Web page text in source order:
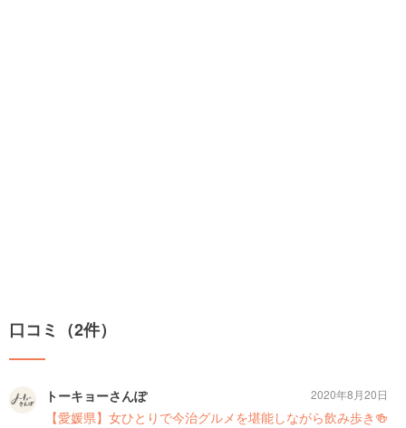
口コミ（2件）
トーキョーさんぽ
【愛媛県】女ひとりで今治グルメを堪能しながら飲み歩き🍻
2020年8月20日